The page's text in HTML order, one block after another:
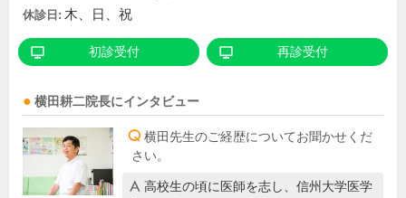
休診日: 木、日、祝
初診受付 再診受付
横田耕二院長にインタビュー
横田先生のご経歴についてお聞かせくだ
さい。
高校生の頃に医師を志し、信州大学医学